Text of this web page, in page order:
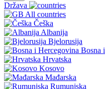
Država
All countries
Češka
Albanija
Bjelorusija
Bosna
Hrvatska
Kosovo
Mađarska
Rumunjska